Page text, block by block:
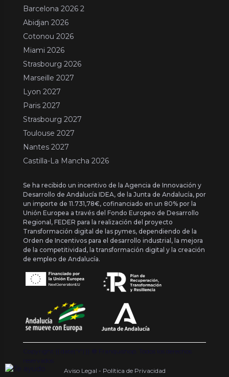
Barcelona 2026 2
Abidjan 2026
Cotonou 2026
Miami 2026
Strasbourg 2026
Marseille 2027
Lyon 2027
Paris 2027
Strasbourg 2027
Toulouse 2027
Nantes 2027
Castilla-La Mancha 2026
Se ha recibido un incentivo de la Agencia de Innovación y
Desarrollo de Andalucía IDEA, de la Junta de Andalucía, por
un importe de 11.731,78€, cofinanciado en un 80% por la
Unión Europea a través del Fondo Europeo de Desarrollo
Regional, FEDER para la realización del proyecto
Transformación digital de las pymes, dependiendo de la
Orden de Incentivos para el desarrollo industrial, la mejora
de la competitividad, la transformación digital y la creación
de empleo de Andalucía.
Copyright {{ date('Y') }} ® Franquishop. Todos los derechos
reservados
Aviso Legal - Política de Privacidad